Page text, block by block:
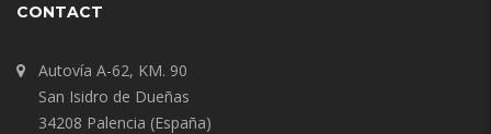
CONTACT
Autovía A-62, KM. 90
San Isidro de Dueñas
34208 Palencia (España)